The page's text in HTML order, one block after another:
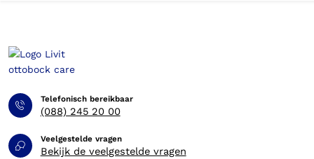
Telefonisch bereikbaar
(088) 245 20 00
Veelgestelde vragen
Bekijk de veelgestelde vragen